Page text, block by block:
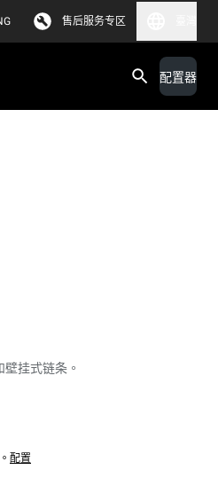
售后服务专区
配置器
挂式链条。
配置